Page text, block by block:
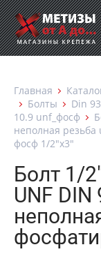
Главная
Болты
Din
10.9 unf_фосф
неполная резьба
фосф 1/2"х3"
Болт 1/
UNF